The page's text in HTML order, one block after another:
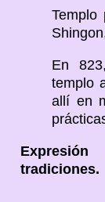
Templo
En
templo
allí en
tradiciones.